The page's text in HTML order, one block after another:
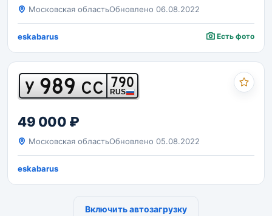
Московская областьОбновлено 06.08.2022
eskabarus Есть фото
У 989 СС 790
RUS
49 000 ₽
Московская областьОбновлено 05.08.2022
eskabarus
Включить автозагрузку